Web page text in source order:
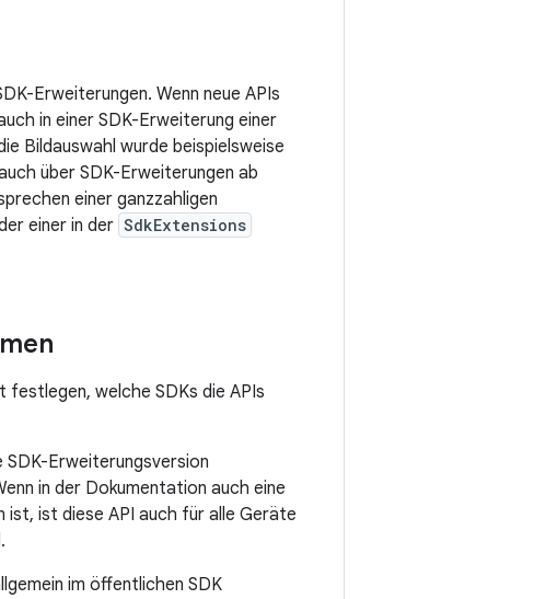
Erweiterungen. Wenn neue APIs
in einer SDK-Erweiterung einer
Bildauswahl wurde beispielsweise
über SDK-Erweiterungen ab
einer ganzzahligen
einer in der SdkExtensions
festlegen, welche SDKs die APIs
Erweiterungsversion
in der Dokumentation auch eine
ist diese API auch für alle Geräte
im öffentlichen SDK